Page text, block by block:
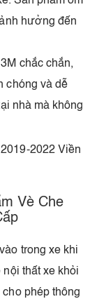
hưởng đến
chắc chắn,
chóng và dễ
nhà mà không
Vè Che
trong xe khi
nội thất xe khỏi
phép thông